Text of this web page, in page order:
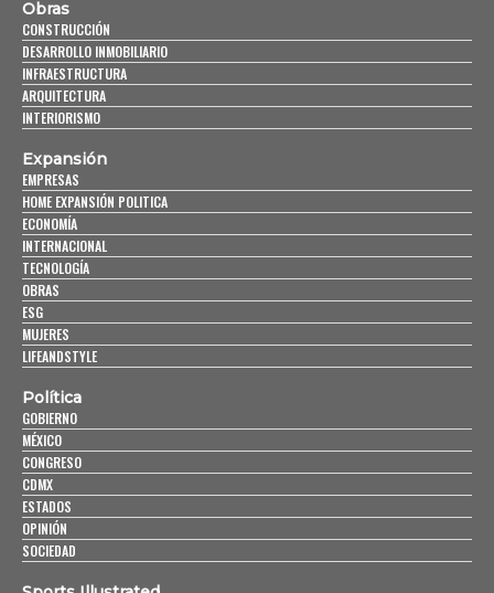
Obras
CONSTRUCCIÓN
DESARROLLO INMOBILIARIO
INFRAESTRUCTURA
ARQUITECTURA
INTERIORISMO
Expansión
EMPRESAS
HOME EXPANSIÓN POLITICA
ECONOMÍA
INTERNACIONAL
TECNOLOGÍA
OBRAS
ESG
MUJERES
LIFEANDSTYLE
Política
GOBIERNO
MÉXICO
CONGRESO
CDMX
ESTADOS
OPINIÓN
SOCIEDAD